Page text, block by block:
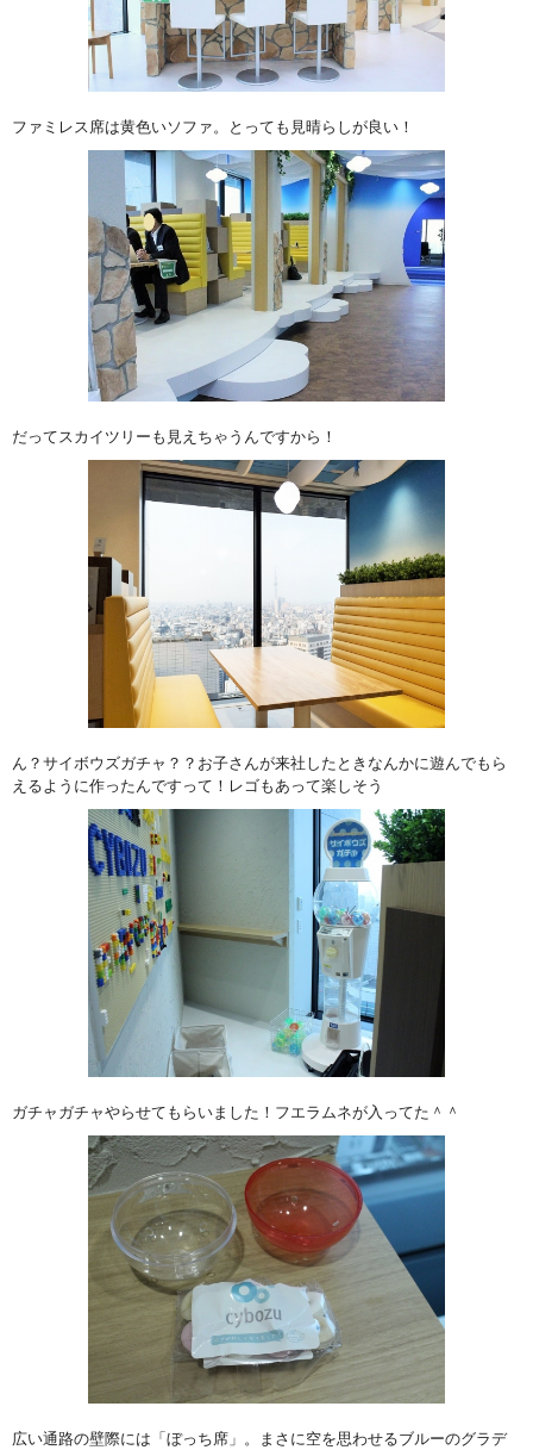
ファミレス席は黄色いソファ。とっても見晴らしが良い！
だってスカイツリーも見えちゃうんですから！
ん？サイボウズガチャ？？お子さんが来社したときなんかに遊んでもら
えるように作ったんですって！レゴもあって楽しそう
ガチャガチャやらせてもらいました！フエラムネが入ってた＾＾
広い通路の壁際には「ぼっち席」。まさに空を思わせるブルーのグラデ